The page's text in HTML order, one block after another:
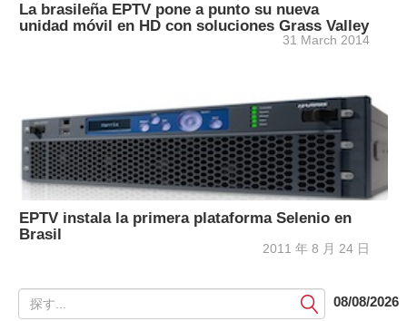
La brasileña EPTV pone a punto su nueva
unidad móvil en HD con soluciones Grass Valley
31 March 2014
EPTV instala la primera plataforma Selenio en
Brasil
2011 年 8 月 24 日
提
出
08/08/2026